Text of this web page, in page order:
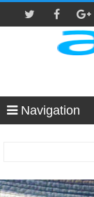
Navigation